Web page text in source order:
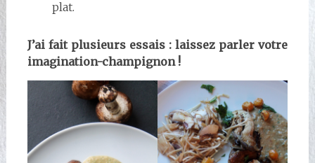
plat.
J’ai fait plusieurs essais : laissez parler votre
imagination-champignon !